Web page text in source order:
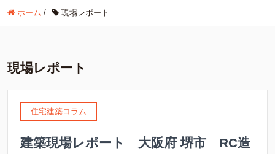
ホーム / 現場レポート
現場レポート
住宅建築コラム
建築現場レポート 大阪府 堺市 RC造